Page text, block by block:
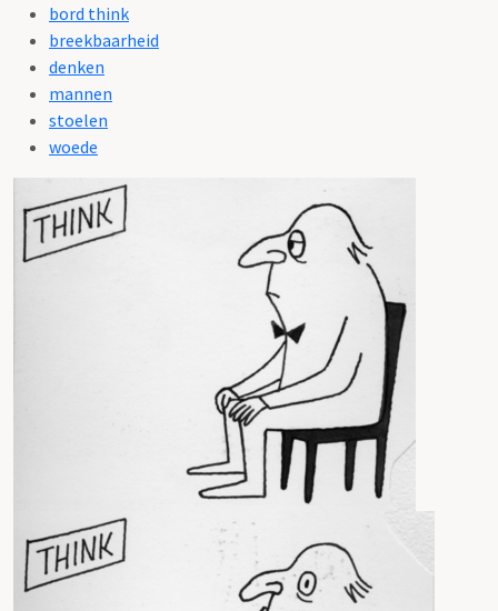
bord think
breekbaarheid
denken
mannen
stoelen
woede